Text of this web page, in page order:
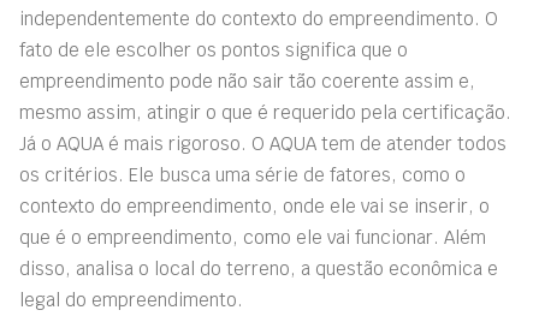
independentemente do contexto do empreendimento. O
fato de ele escolher os pontos significa que o
empreendimento pode não sair tão coerente assim e,
mesmo assim, atingir o que é requerido pela certificação.
Já o AQUA é mais rigoroso. O AQUA tem de atender todos
os critérios. Ele busca uma série de fatores, como o
contexto do empreendimento, onde ele vai se inserir, o
que é o empreendimento, como ele vai funcionar. Além
disso, analisa o local do terreno, a questão econômica e
legal do empreendimento.